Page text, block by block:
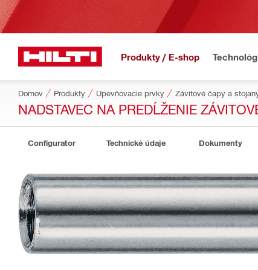
Produkty / E-shop
Domov Produkty Upevňovacie prvky Závitové čapy a
NADSTAVEC NA PREDĹŽENIE
Configurator Technické údaje Dokumenty